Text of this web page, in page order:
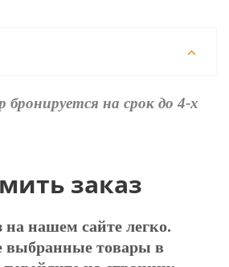
бронируется на срок до 4-х
заказ
нашем сайте легко.
выбранные товары в